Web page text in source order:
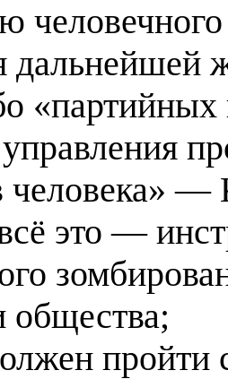
дальнейшей
человека» —
это —
пройти